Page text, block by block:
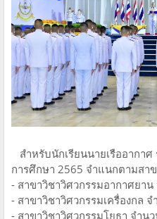
สำหรับนักเรียนนายเรืออากา
การศึกษา 2565 จำแนกตามสา
- สาขาวิชาวิศวกรรมอากาศยา
- สาขาวิชาวิศวกรรมเครื่องกล
- สาขาวิชาวิศวกรรมโยธา จำน